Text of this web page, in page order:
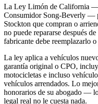
La Ley Limón de California —
Consumidor Song-Beverly —
Stockton que compran o
no puede repararse después
fabricante debe reemplazarlo
La ley aplica a vehículos
garantía original o CPO,
motocicletas e incluso
vehículos arrendados. Lo
honorarios de su abogado —
legal real no le cuesta nada.